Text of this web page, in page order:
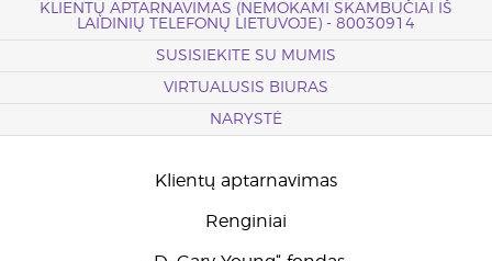
KLIENTŲ APTARNAVIMAS (NEMOKAMI SKAMBUČIAI IŠ
LAIDINIŲ TELEFONŲ LIETUVOJE) - 80030914
SUSISIEKITE SU MUMIS
VIRTUALUSIS BIURAS
NARYSTĖ
Klientų aptarnavimas
Renginiai